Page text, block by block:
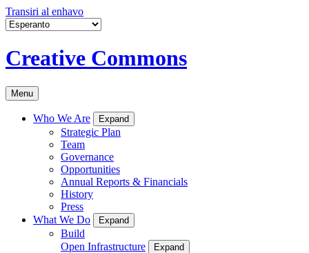
Transiri al enhavo
Creative Commons
Menu
Who We Are Expand
Strategic Plan
Team
Governance
Opportunities
Annual Reports & Financials
History
Press
What We Do
Expand
Build
Open Infrastructure
Expand